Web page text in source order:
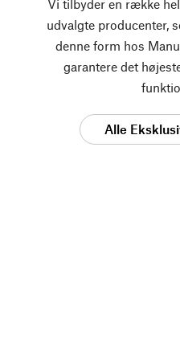
Vi tilbyder en række
udvalgte producenter,
denne form hos
garantere det
Alle